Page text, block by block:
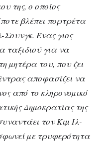
της, ο οποίος
βλέπει πορτρέτα
Ένας γιος
ταξιδιού για να
µητέρα του, που ζει
αποφασίζει να
από το κληρονοµικό
Δηµοκρατίας της
τον Κιµ Ιλ-
µε τρυφερότητα